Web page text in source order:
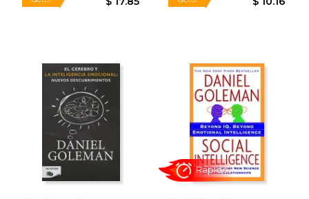
15%
dcto.
15%
dcto.